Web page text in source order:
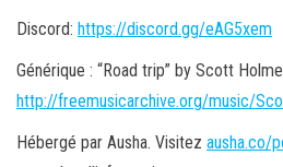
Discord: https://discord.gg/eAG5xem
Générique : “Road trip” by Scott
http://freemusicarchive.org/music/
Hébergé par Ausha. Visitez ausha.co/